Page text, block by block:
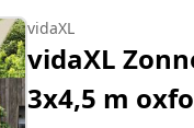
vidaXL
vidaXL
3x4,5 m